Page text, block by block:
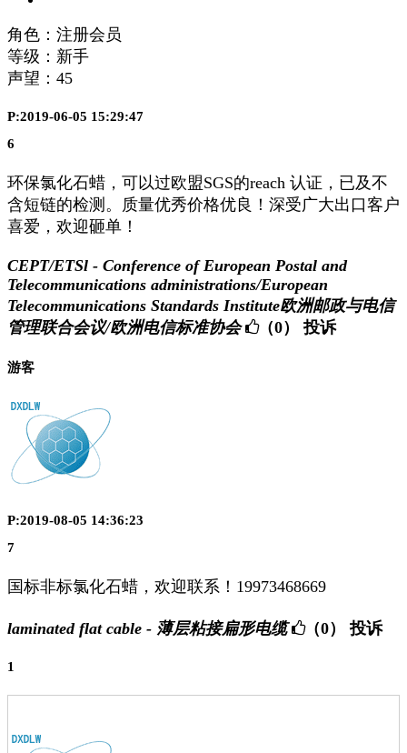
角色：注册会员
等级：新手
声望： 45
P:2019-06-05 15:29:47
6
环保氯化石蜡，可以过欧盟SGS的reach 认证，已及不
含短链的检测。质量优秀价格优良！深受广大出口客户
喜爱，欢迎砸单！
CEPT/ETSl - Conference of European Postal and
Telecommunications administrations/European
Telecommunications Standards Institute欧洲邮政与电信
管理联合会议/欧洲电信标准协会
（0） 投诉
游客
P:2019-08-05 14:36:23
7
国标非标氯化石蜡，欢迎联系！19973468669
laminated flat cable - 薄层粘接扁形电缆 （0） 投诉
1